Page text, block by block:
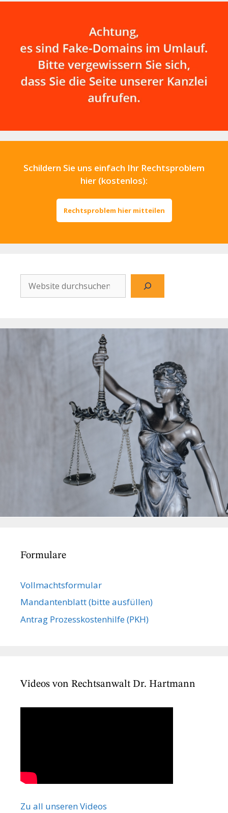
Schildern Sie uns einfach Ihr Rechtsproblem
hier (kostenlos):
Rechtsproblem hier mitteilen
Website
durchsuchen
Formulare
Vollmachts­formular
Mandanten­blatt (bitte ausfüllen)
Antrag Prozesskostenhilfe (PKH)
Videos von Rechtsanwalt Dr. Hartmann
Zu all unseren Videos